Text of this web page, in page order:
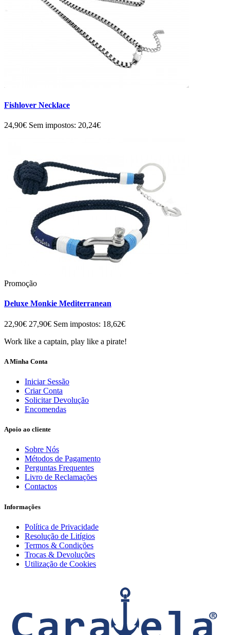
Fishlover Necklace
24,90€ Sem impostos: 20,24€
Promoção
Deluxe Monkie Mediterranean
22,90€ 27,90€ Sem impostos: 18,62€
Work like a captain, play like a pirate!
A Minha Conta
Iniciar Sessão
Criar Conta
Solicitar Devolução
Encomendas
Apoio ao cliente
Sobre Nós
Métodos de Pagamento
Perguntas Frequentes
Livro de Reclamações
Contactos
Informações
Política de Privacidade
Resolução de Litígios
Termos & Condições
Trocas & Devoluções
Utilização de Cookies